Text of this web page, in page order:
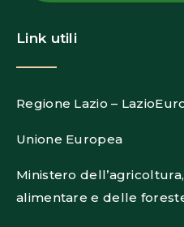
Link utili
Regione Lazio –
Unione Europea
Ministero
alimentare e delle